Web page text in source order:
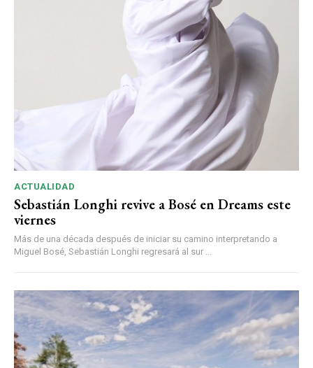
ACTUALIDAD
Sebastián Longhi revive a Bosé en Dreams este
viernes
Más de una década después de iniciar su camino interpretando a
Miguel Bosé, Sebastián Longhi regresará al sur ...